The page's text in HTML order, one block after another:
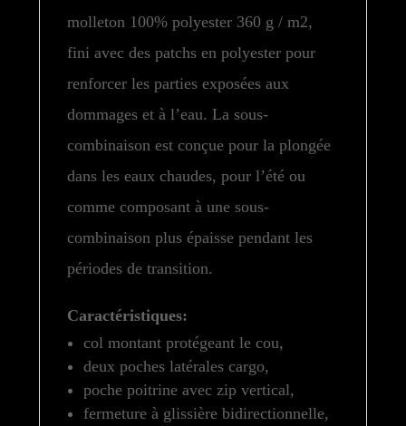
molleton 100% polyester 360 g / m2,
fini avec des patchs en polyester pour
renforcer les parties exposées aux
dommages et à l’eau. La sous-
combinaison est conçue pour la plongée
dans les eaux chaudes, pour l’été ou
comme composant à une sous-
combinaison plus épaisse pendant les
périodes de transition.
Caractéristiques:
col montant protégeant le cou,
deux poches latérales cargo,
poche poitrine avec zip vertical,
fermeture à glissière bidirectionnelle,